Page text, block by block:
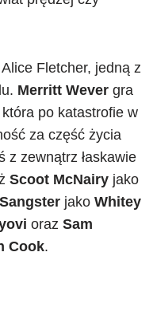
Fletcher, jedną z
Merritt Wever gra
po katastrofie w
za część życia
z zewnątrz łaskawie
Scoot McNairy jako
jako Whitey
oraz Sam
Cook.